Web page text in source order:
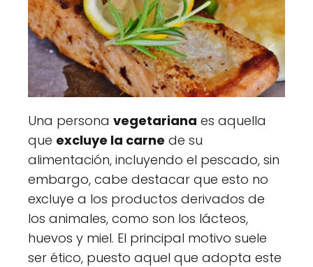
Una persona vegetariana es aquella
que excluye la carne de su
alimentación, incluyendo el pescado, sin
embargo, cabe destacar que esto no
excluye a los productos derivados de
los animales, como son los lácteos,
huevos y miel. El principal motivo suele
ser ético, puesto aquel que adopta este